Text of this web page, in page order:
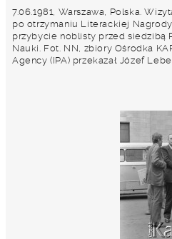
7.06.1981, Warszawa, Polska.
po otrzymaniu Literackiej
przybycie noblisty przed siedzibą
Nauki. Fot. NN, zbiory Ośrodka
Agency (IPA) przekazał Józef